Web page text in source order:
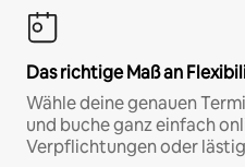
Das richtige Maß an
Wähle deine genauen
und buche ganz einfach
Verpflichtungen oder